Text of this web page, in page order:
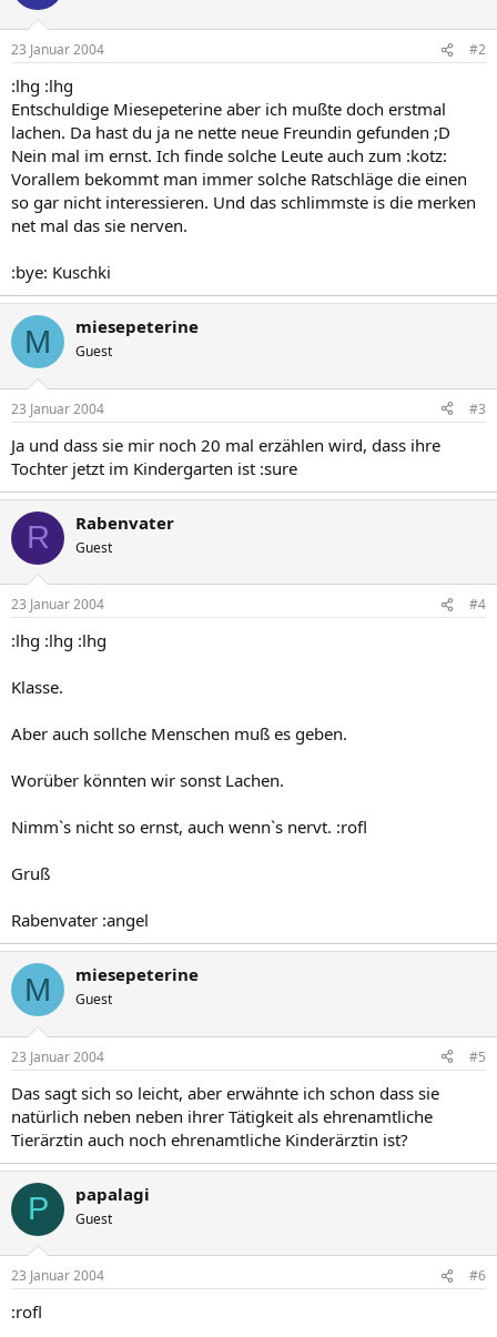
23 Januar 2004 #2
:lhg :lhg
Entschuldige Miesepeterine aber ich mußte doch erstmal
lachen. Da hast du ja ne nette neue Freundin gefunden ;D
Nein mal im ernst. Ich finde solche Leute auch zum :kotz:
Vorallem bekommt man immer solche Ratschläge die einen
so gar nicht interessieren. Und das schlimmste is die merken
net mal das sie nerven.
:bye: Kuschki
M miesepeterine
Guest
23 Januar 2004 #3
Ja und dass sie mir noch 20 mal erzählen wird, dass ihre
Tochter jetzt im Kindergarten ist :sure
R Rabenvater
Guest
23 Januar 2004 #4
:lhg :lhg :lhg
Klasse.
Aber auch sollche Menschen muß es geben.
Worüber könnten wir sonst Lachen.
Nimm`s nicht so ernst, auch wenn`s nervt. :rofl
Gruß
Rabenvater :angel
M miesepeterine
Guest
23 Januar 2004 #5
Das sagt sich so leicht, aber erwähnte ich schon dass sie
natürlich neben neben ihrer Tätigkeit als ehrenamtliche
Tierärztin auch noch ehrenamtliche Kinderärztin ist?
P papalagi
Guest
23 Januar 2004 #6
:rofl